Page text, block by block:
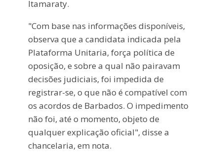
Itamaraty.
"Com base nas informações disponíveis,
observa que a candidata indicada pela
Plataforma Unitaria, força política de
oposição, e sobre a qual não pairavam
decisões judiciais, foi impedida de
registrar-se, o que não é compatível com
os acordos de Barbados. O impedimento
não foi, até o momento, objeto de
qualquer explicação oficial", disse a
chancelaria, em nota.